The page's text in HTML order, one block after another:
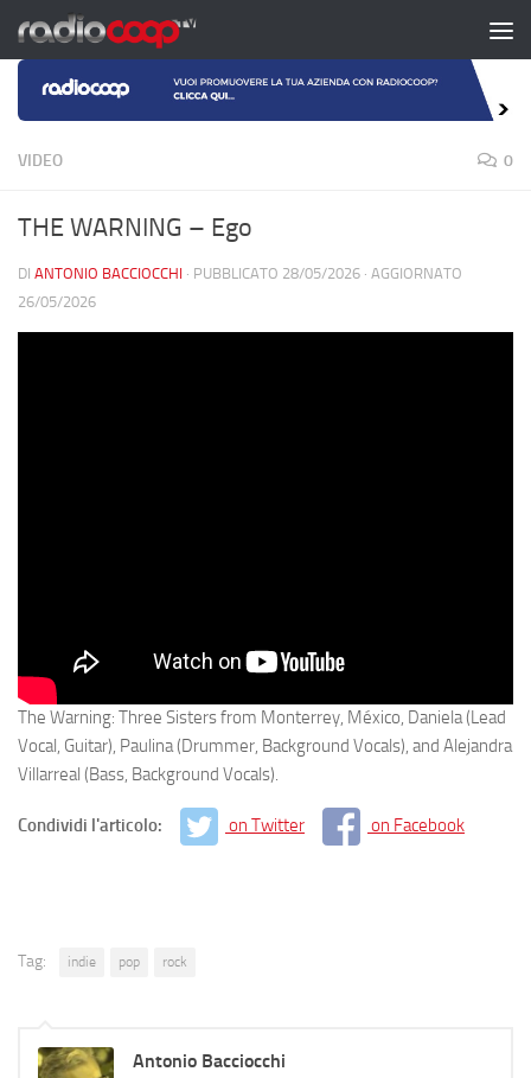
Salta al contenuto
VIDEO 0
THE WARNING – Ego
DI ANTONIO BACCIOCCHI · PUBBLICATO 28/05/2026 · AGGIORNATO
26/05/2026
The Warning: Three Sisters from Monterrey, México, Daniela (Lead
Vocal, Guitar), Paulina (Drummer, Background Vocals), and Alejandra
Villarreal (Bass, Background Vocals).
Condividi l'articolo: on Twitter on Facebook
Tag: indie pop rock
Antonio Bacciocchi